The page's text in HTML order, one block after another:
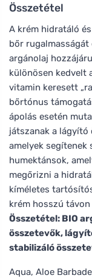
Összetétel
A krém hidratáló
bőr rugalmasságát
argánolaj
különösen kedvelt
vitamin keresett
bőrtónus
ápolás esetén
játszanak a lágyító
amelyek segítenek
humektánsok,
megőrizni a
kíméletes
krém hosszú
Összetétel: BIO
összetevők,
stabilizáló
Aqua, Aloe